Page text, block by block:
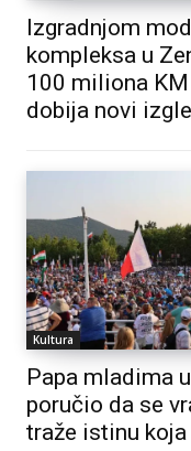
Izgradnjom
kompleksa u
100 miliona
dobija novi
Kultura
Papa mladima
poručio da se
traže istinu